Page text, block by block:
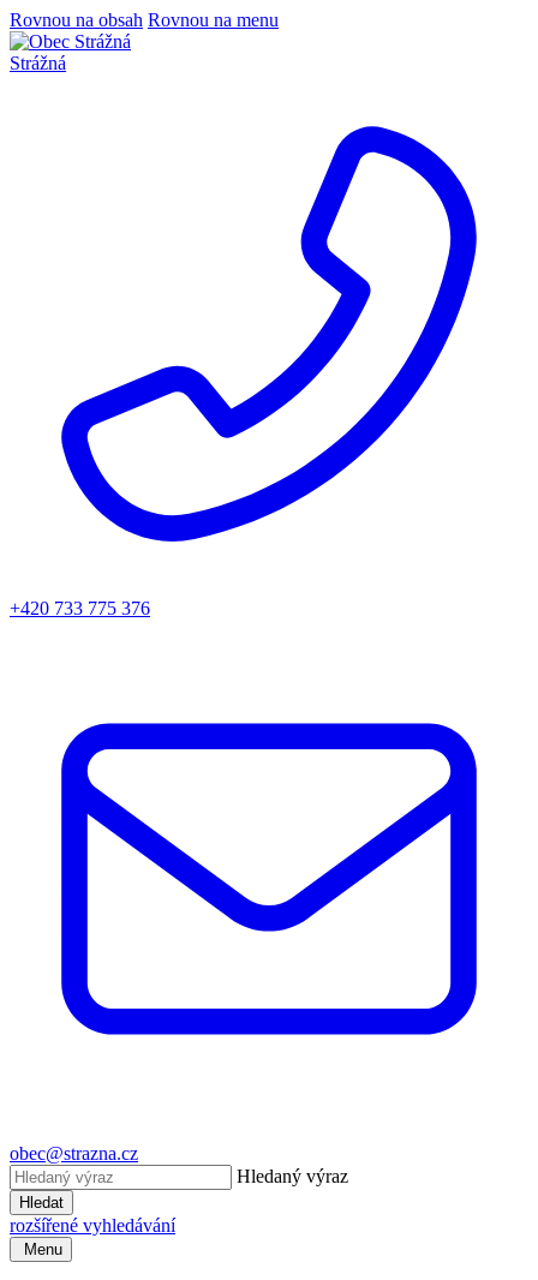
Rovnou na obsah Rovnou na menu
Strážná
+420 733 775 376
obec@strazna.cz
Hledaný výraz
Hledat
rozšířené vyhledávání
Menu